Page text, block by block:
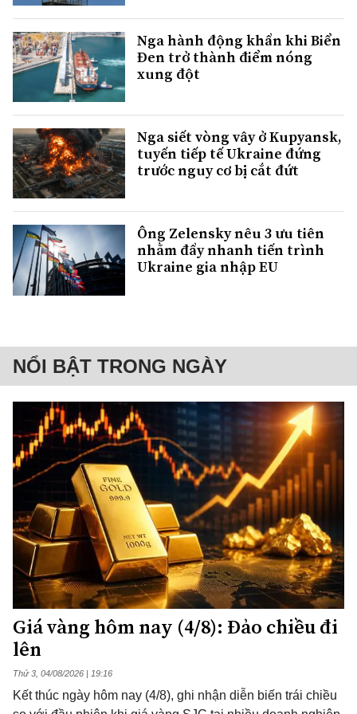
Nga hành động khẩn khi Biển
Đen trở thành điểm nóng
xung đột
Nga siết vòng vây ở Kupyansk,
tuyến tiếp tế Ukraine đứng
trước nguy cơ bị cắt đứt
Ông Zelensky nêu 3 ưu tiên
nhằm đẩy nhanh tiến trình
Ukraine gia nhập EU
NỔI BẬT TRONG NGÀY
Giá vàng hôm nay (4/8): Đảo chiều đi
lên
Thứ 3, 04/08/2026 | 19:16
Kết thúc ngày hôm nay (4/8), ghi nhận diễn biến trái chiều